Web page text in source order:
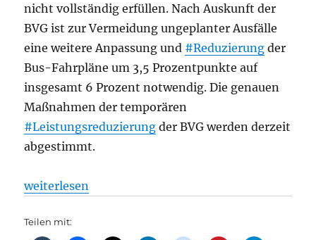
nicht vollständig erfüllen. Nach Auskunft der
BVG ist zur Vermeidung ungeplanter Ausfälle
eine weitere Anpassung und #Reduzierung der
Bus-Fahrpläne um 3,5 Prozentpunkte auf
insgesamt 6 Prozent notwendig. Die genauen
Maßnahmen der temporären
#Leistungsreduzierung der BVG werden derzeit
abgestimmt.
„Fahrplanwechsel 2023, aus Senat“
weiterlesen
Teilen mit: